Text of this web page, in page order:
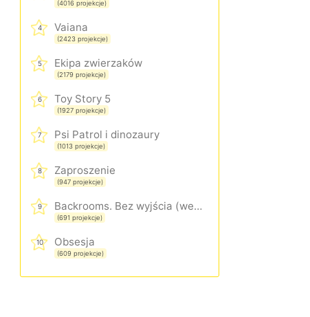
(4016 projekcje)
4 Vaiana
(2423 projekcje)
5 Ekipa zwierzaków
(2179 projekcje)
6 Toy Story 5
(1927 projekcje)
7 Psi Patrol i dinozaury
(1013 projekcje)
8 Zaproszenie
(947 projekcje)
9 Backrooms. Bez wyjścia (wersja rozszerzona)
(691 projekcje)
10 Obsesja
(609 projekcje)